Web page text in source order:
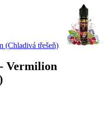
(Chladivá třešeň)
Vermilion